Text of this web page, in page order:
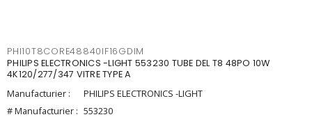
PHI10T8CORE48840IF16GDIM
PHILIPS ELECTRONICS -LIGHT 553230 TUBE DEL T8 48PO 10W
4K120/277/347 VITRE TYPE A
Manufacturier :
PHILIPS ELECTRONICS -LIGHT
# Manufacturier : 553230